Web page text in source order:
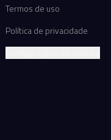
Termos de uso
Política de privacidade